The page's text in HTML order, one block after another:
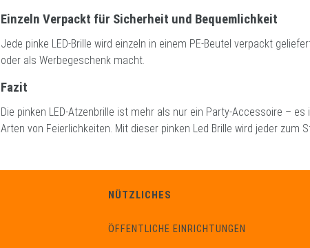
Einzeln Verpackt für Sicherheit und Bequemlichkeit
Jede pinke LED-Brille wird einzeln in einem PE-Beutel verpackt
oder als Werbegeschenk macht.
Fazit
Die pinken LED-Atzenbrille ist mehr als nur ein Party-Accessoire –
Arten von Feierlichkeiten. Mit dieser pinken Led Brille wird jeder zum
NÜTZLICHES
ÖFFENTLICHE EINRICHTUNGEN